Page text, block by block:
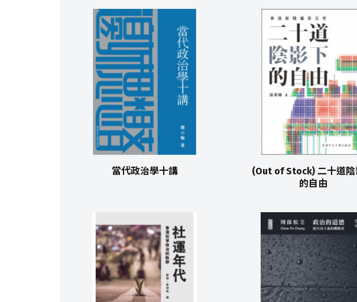
當代政治學十講
(Out of Stock) 二十道陰
的自由